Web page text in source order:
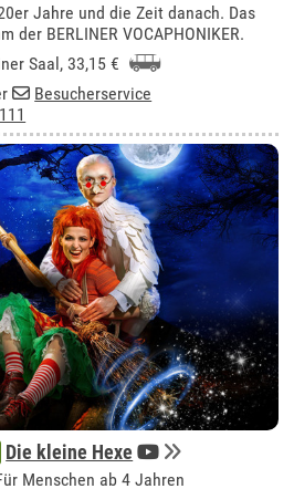
Jahre und die Zeit danach. Das
der BERLINER VOCAPHONIKER.
Saal, 33,15 €
Besucherservice
Die kleine Hexe
Menschen ab 4 Jahren